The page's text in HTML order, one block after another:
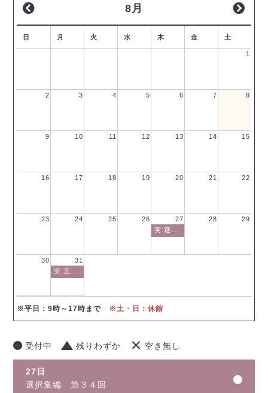
8月
日 月 火 水 木 金 土
1
2 3 4 5 6 7 8
9 10 11 12 13 14 15
16 17 18 19 20 21 22
23 24 25 26
27
28 29
30
31
※平日：9時～17時まで ※土・日：休館
受付中 残りわずか 空き無し
27日
選択集編 第３４回